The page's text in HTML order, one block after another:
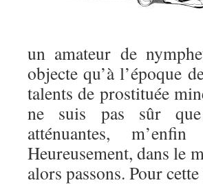
un amateur de
objecte qu’à l’époque
talents de prostituée
ne suis pas sûr que
atténuantes,
Heureusement, dans le
alors passons. Pour